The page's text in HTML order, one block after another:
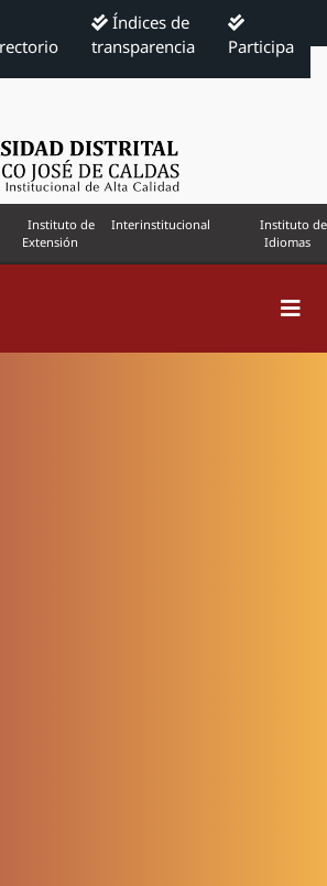
Índices de
transparencia
Participa
Instituto de
Extensión
Interinstitucional
Instituto de
Idiomas